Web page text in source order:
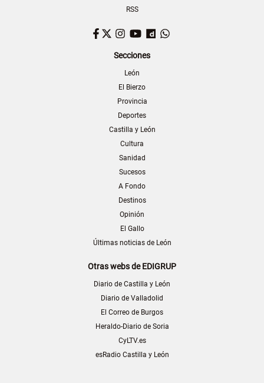
RSS
Facebook
TwitterInstagram
YouTubeDailymotion
Secciones
León
El Bierzo
Provincia
Deportes
Castilla y León
Cultura
Sanidad
Sucesos
A Fondo
Destinos
Opinión
El Gallo
Últimas noticias de León
Otras webs de EDIGRUP
Diario de Castilla y León
Diario de Valladolid
El Correo de Burgos
Heraldo-Diario de Soria
CyLTV.es
esRadio Castilla y León